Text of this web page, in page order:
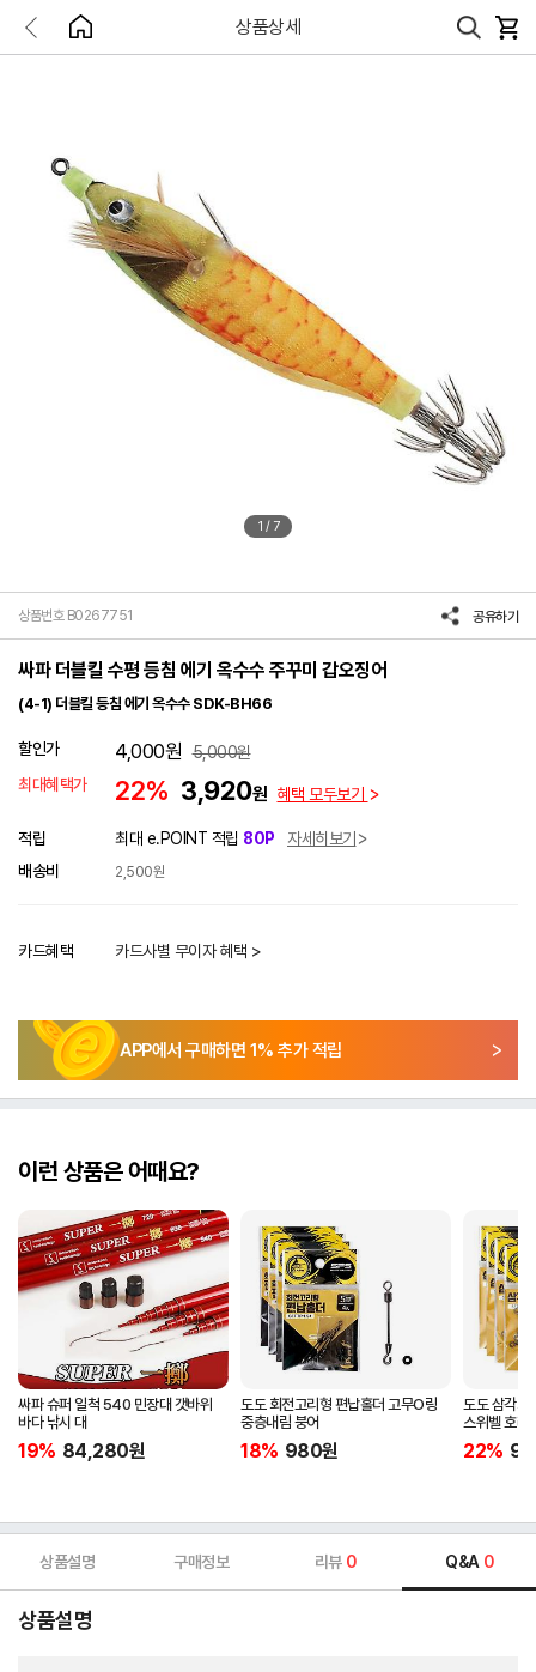
상품상세
1 / 7
상품번호 B0267751 공유하기
싸파 더블킬 수평 등침 에기 옥수수 주꾸미 갑오징어
(4-1) 더블킬 등침 에기 옥수수 SDK-BH66
할인가 4,000원 5,000원
최대혜택가
22% 3,920원 혜택 모두보기
적립 최대 e.POINT 적립 80P
자세히보기
배송비
2,500원
카드혜택 카드사별 무이자 혜택 >
APP에서 구매하면 1% 추가 적립
이런 상품은 어때요?
싸파 슈퍼 일척 540 민장대 갯바위
바다 낚시 대
19% 84,280원
도도 회전고리형 편납홀더 고무O링
중층내림 붕어
18% 980원
도도 삼각회
스위벨 호래
22%
상품설명 구매정보 리뷰 0 Q&A 0
상품설명